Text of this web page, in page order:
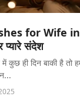
for Wife
संदेश
कुछ ही दिन बाकी है तो